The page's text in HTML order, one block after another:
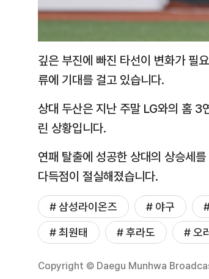
깊은 부진에 빠진 타선이 변화가 필
류에 기대를 걸고 있습니다.
상대 두산은 지난 주말 LG와의 홈 3
린 상황입니다.
연패 탈출에 성공한 상대의 상승세
다득점이 절실해졌습니다.
# 삼성라이온즈 # 야구
# 최원태
# 후라도 # 오
Copyright © Daegu Munhwa